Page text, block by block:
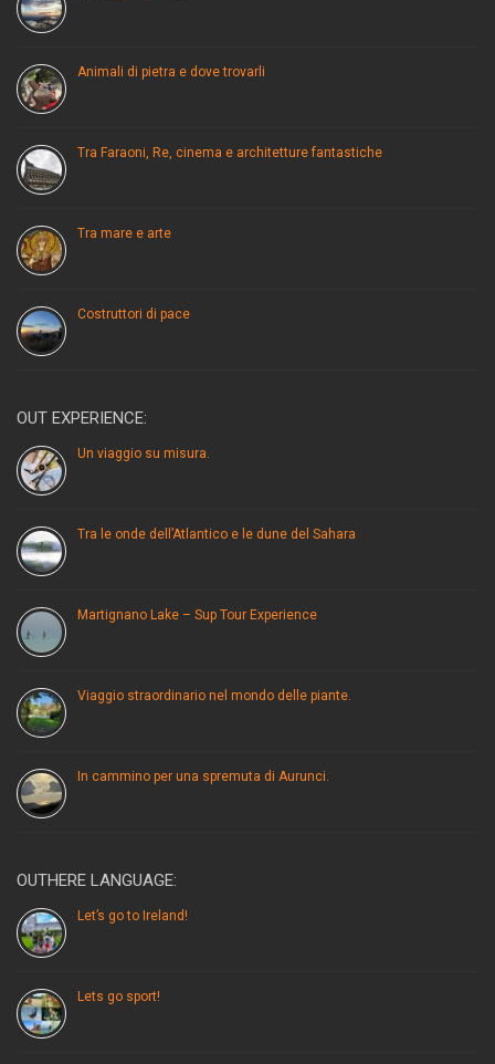
Animali di pietra e dove trovarli
Tra Faraoni, Re, cinema e architetture fantastiche
Tra mare e arte
Costruttori di pace
OUT EXPERIENCE:
Un viaggio su misura.
Tra le onde dell’Atlantico e le dune del Sahara
Martignano Lake – Sup Tour Experience
Viaggio straordinario nel mondo delle piante.
In cammino per una spremuta di Aurunci.
OUTHERE LANGUAGE:
Let’s go to Ireland!
Lets go sport!